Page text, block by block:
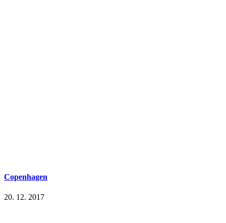
Copenhagen
20. 12. 2017